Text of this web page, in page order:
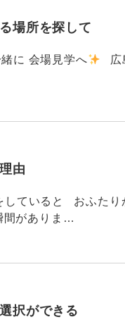
場所を探して
に 会場見学へ
広
由
ていると おふたり
間がありま…
択ができる